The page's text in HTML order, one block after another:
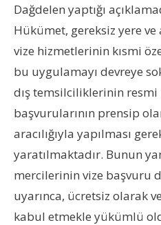
Dağdelen yaptığı
Hükümet, gereksiz yere
vize hizmetlerinin kısmi
bu uygulamayı devreye
dış temsilciliklerinin
başvurularının prensip
aracılığıyla yapılması
yaratılmaktadır. Bunun
mercilerinin vize başvuru
uyarınca, ücretsiz olarak
kabul etmekle yükümlü